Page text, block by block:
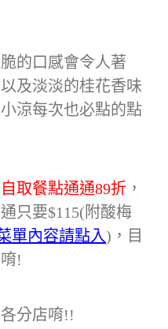
的口感會令人著
及淡淡的桂花香味
涼每次也必點的點
取餐點通通89折 ，
只要$115(附酸梅
單內容請點入)，目
!
分店唷!!